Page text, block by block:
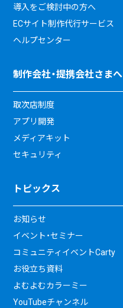
導入をご検討中の方へ
ECサイト制作代行サービス
ヘルプセンター
制作会社・提携会社さまへ
取次店制度
アプリ開発
メディアキット
セキュリティ
トピックス
お知らせ
イベント・セミナー
コミュニティイベントCarty
お役立ち資料
よむよむカラーミー
YouTubeチャンネル